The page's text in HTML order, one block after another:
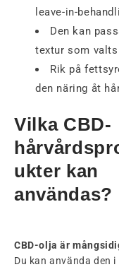
leave-in-
Den kan
textur som
Rik på
den näring åt
Vilka CBD-
ukter kan
användas?
CBD-olja är
Du kan använda den i